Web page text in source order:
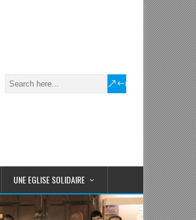
UNE EGLISE SOLIDAIRE